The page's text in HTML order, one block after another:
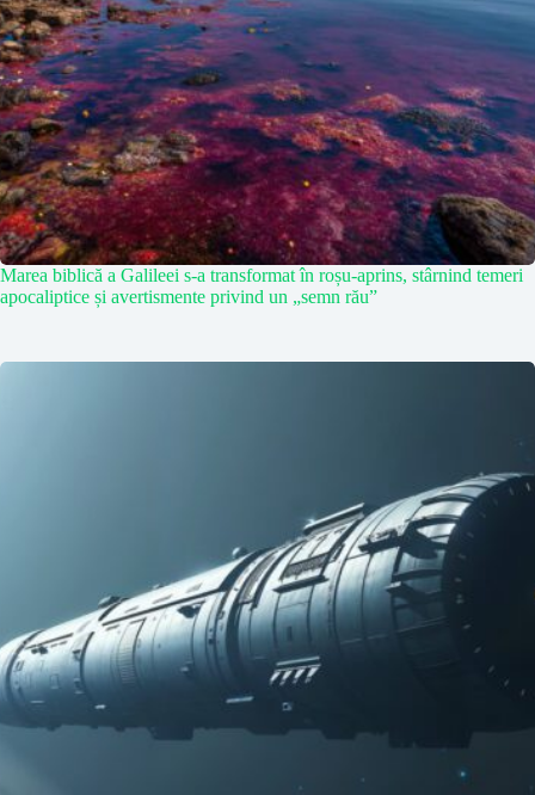
Marea biblică a Galileei s-a transformat în roșu-aprins, stârnind temeri
apocaliptice și avertismente privind un „semn rău”